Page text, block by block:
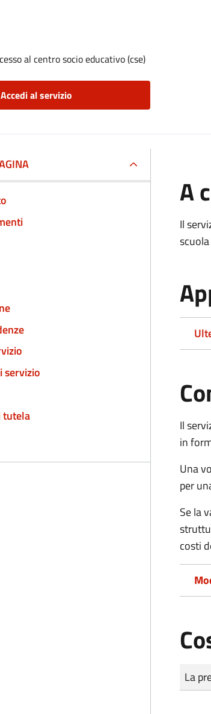
al centro socio educativo (cse)
Accedi al servizio
servizio
tutela
A
Il
Il
in
Una
per
Se la
costi
Tipo
La